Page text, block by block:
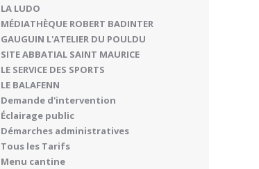
LA LUDO
MÉDIATHÈQUE ROBERT BADINTER
GAUGUIN L'ATELIER DU POULDU
SITE ABBATIAL SAINT MAURICE
LE SERVICE DES SPORTS
LE BALAFENN
Demande d'intervention
Éclairage public
Démarches administratives
Tous les Tarifs
Menu cantine